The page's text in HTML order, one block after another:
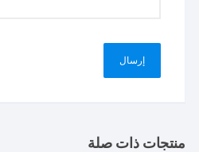
منتجات ذات صلة